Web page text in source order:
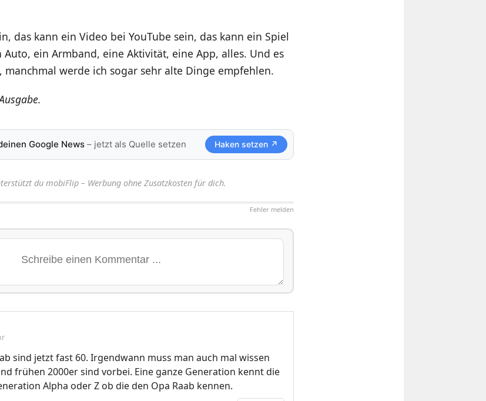
das kann ein Video bei YouTube sein, das kann ein Spiel
ein Armband, eine Aktivität, eine App, alles. Und es
manchmal werde ich sogar sehr alte Dinge empfehlen.
Google News– jetzt als Quelle setzen Haken setzen ↗
du mobiFlip – Werbung ohne Zusatzkosten für dich.
Fehler melden
sind jetzt fast 60. Irgendwann muss man auch mal wissen
frühen 2000er sind vorbei. Eine ganze Generation kennt die
Alpha oder Z ob die den Opa Raab kennen.